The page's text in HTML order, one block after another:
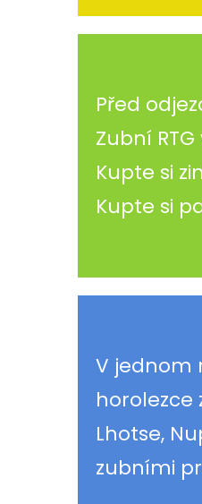
Před
Zubní
Kupte si
Kupte si
V jednom
horolezce
Lhotse,
zubními